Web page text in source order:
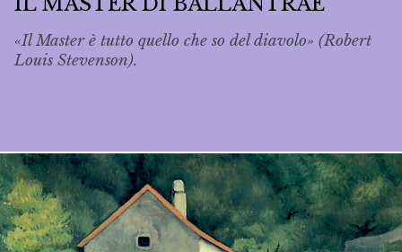
«Il Master è tutto quello che so del diavolo» (Robert
Louis Stevenson).